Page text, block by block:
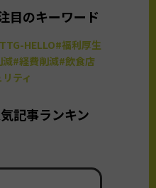
目のキーワード
HELLO#福利厚生
減#経費削減#飲食店
ティ
記事ランキン